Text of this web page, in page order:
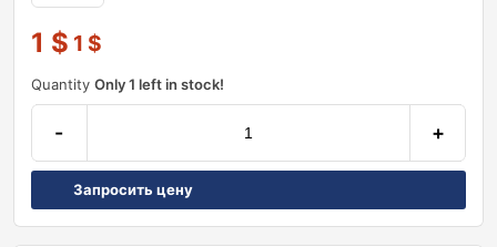
1 $ 1 $
Quantity Only 1 left in stock!
- +
Запросить цену